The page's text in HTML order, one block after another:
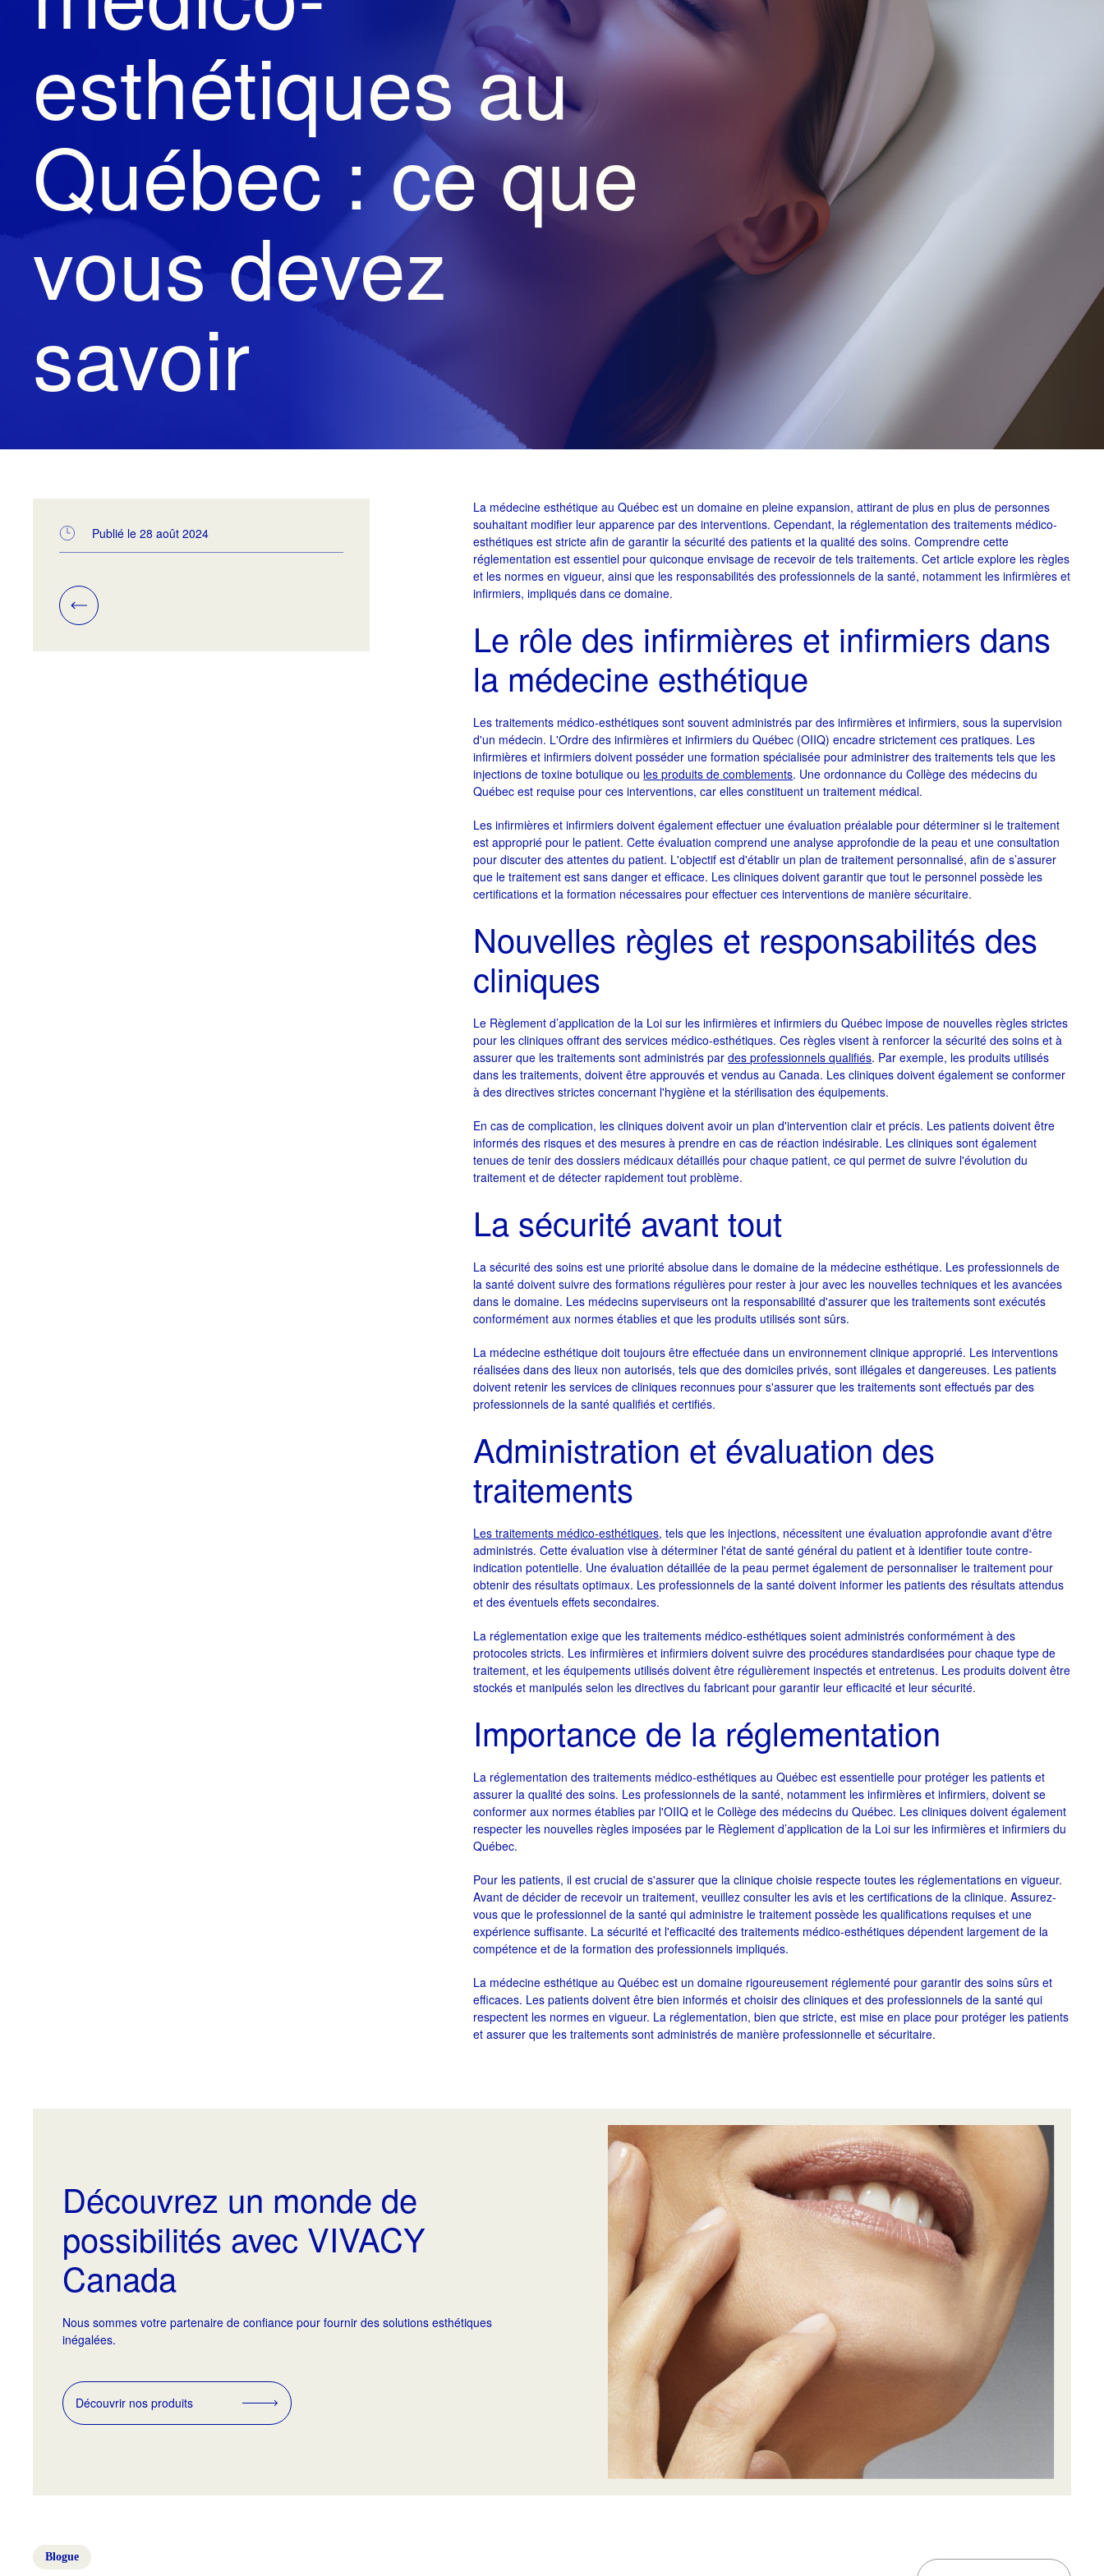
esthétiques au
Québec : ce que
vous devez
savoir
Publié le 28 août 2024
La médecine esthétique au Québec est un domaine en pleine expansion, attirant de plus en plus de personnes
souhaitant modifier leur apparence par des interventions. Cependant, la réglementation des traitements médico-
esthétiques est stricte afin de garantir la sécurité des patients et la qualité des soins. Comprendre cette
réglementation est essentiel pour quiconque envisage de recevoir de tels traitements. Cet article explore les règles
et les normes en vigueur, ainsi que les responsabilités des professionnels de la santé, notamment les infirmières et
infirmiers, impliqués dans ce domaine.
Le rôle des infirmières et infirmiers dans
la médecine esthétique
Les traitements médico-esthétiques sont souvent administrés par des infirmières et infirmiers, sous la supervision
d'un médecin. L'Ordre des infirmières et infirmiers du Québec (OIIQ) encadre strictement ces pratiques. Les
infirmières et infirmiers doivent posséder une formation spécialisée pour administrer des traitements tels que les
injections de toxine botulique ou les produits de comblements. Une ordonnance du Collège des médecins du
Québec est requise pour ces interventions, car elles constituent un traitement médical.
Les infirmières et infirmiers doivent également effectuer une évaluation préalable pour déterminer si le traitement
est approprié pour le patient. Cette évaluation comprend une analyse approfondie de la peau et une consultation
pour discuter des attentes du patient. L'objectif est d'établir un plan de traitement personnalisé, afin de s’assurer
que le traitement est sans danger et efficace. Les cliniques doivent garantir que tout le personnel possède les
certifications et la formation nécessaires pour effectuer ces interventions de manière sécuritaire.
Nouvelles règles et responsabilités des
cliniques
Le Règlement d’application de la Loi sur les infirmières et infirmiers du Québec impose de nouvelles règles strictes
pour les cliniques offrant des services médico-esthétiques. Ces règles visent à renforcer la sécurité des soins et à
assurer que les traitements sont administrés pardes professionnels qualifiés. Par exemple, les produits utilisés
dans les traitements, doivent être approuvés et vendus au Canada. Les cliniques doivent également se conformer
à des directives strictes concernant l'hygiène et la stérilisation des équipements.
En cas de complication, les cliniques doivent avoir un plan d'intervention clair et précis. Les patients doivent être
informés des risques et des mesures à prendre en cas de réaction indésirable. Les cliniques sont également
tenues de tenir des dossiers médicaux détaillés pour chaque patient, ce qui permet de suivre l'évolution du
traitement et de détecter rapidement tout problème.
La sécurité avant tout
La sécurité des soins est une priorité absolue dans le domaine de la médecine esthétique. Les professionnels de
la santé doivent suivre des formations régulières pour rester à jour avec les nouvelles techniques et les avancées
dans le domaine. Les médecins superviseurs ont la responsabilité d'assurer que les traitements sont exécutés
conformément aux normes établies et que les produits utilisés sont sûrs.
La médecine esthétique doit toujours être effectuée dans un environnement clinique approprié. Les interventions
réalisées dans des lieux non autorisés, tels que des domiciles privés, sont illégales et dangereuses. Les patients
doivent retenir les services de cliniques reconnues pour s'assurer que les traitements sont effectués par des
professionnels de la santé qualifiés et certifiés.
Administration et évaluation des
traitements
Les traitements médico-esthétiques, tels que les injections, nécessitent une évaluation approfondie avant d'être
administrés. Cette évaluation vise à déterminer l'état de santé général du patient et à identifier toute contre-
indication potentielle. Une évaluation détaillée de la peau permet également de personnaliser le traitement pour
obtenir des résultats optimaux. Les professionnels de la santé doivent informer les patients des résultats attendus
et des éventuels effets secondaires.
La réglementation exige que les traitements médico-esthétiques soient administrés conformément à des
protocoles stricts. Les infirmières et infirmiers doivent suivre des procédures standardisées pour chaque type de
traitement, et les équipements utilisés doivent être régulièrement inspectés et entretenus. Les produits doivent être
stockés et manipulés selon les directives du fabricant pour garantir leur efficacité et leur sécurité.
Importance de la réglementation
La réglementation des traitements médico-esthétiques au Québec est essentielle pour protéger les patients et
assurer la qualité des soins. Les professionnels de la santé, notamment les infirmières et infirmiers, doivent se
conformer aux normes établies par l'OIIQ et le Collège des médecins du Québec. Les cliniques doivent également
respecter les nouvelles règles imposées par le Règlement d’application de la Loi sur les infirmières et infirmiers du
Québec.
Pour les patients, il est crucial de s'assurer que la clinique choisie respecte toutes les réglementations en vigueur.
Avant de décider de recevoir un traitement, veuillez consulter les avis et les certifications de la clinique. Assurez-
vous que le professionnel de la santé qui administre le traitement possède les qualifications requises et une
expérience suffisante. La sécurité et l'efficacité des traitements médico-esthétiques dépendent largement de la
compétence et de la formation des professionnels impliqués.
La médecine esthétique au Québec est un domaine rigoureusement réglementé pour garantir des soins sûrs et
efficaces. Les patients doivent être bien informés et choisir des cliniques et des professionnels de la santé qui
respectent les normes en vigueur. La réglementation, bien que stricte, est mise en place pour protéger les patients
et assurer que les traitements sont administrés de manière professionnelle et sécuritaire.
Découvrez un monde de
possibilités avec VIVACY
Canada
Nous sommes votre partenaire de confiance pour fournir des solutions esthétiques
inégalées.
Découvrir nos produits
Blogue